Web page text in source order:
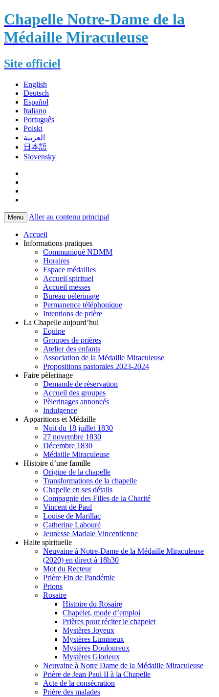
Chapelle Notre-Dame de la
Médaille Miraculeuse
Site officiel
English
Deutsch
Español
Italiano
Português
Polski
العربية
日本語
Slovensky
Menu Aller au contenu principal
Accueil
Informations pratiques
Communiqué NDMM
Horaires
Espace médailles
Accueil spirituel
Accueil messes
Bureau pèlerinage
Permanence téléphonique
Intentions de prière
La Chapelle aujourd’hui
Equipe
Groupes de prières
Atelier des enfants
Association de la Médaille Miraculeuse
Propositions pastorales 2023-2024
Faire pèlerinage
Demande de réservation
Accueil des groupes
Pèlerinages annoncés
Indulgence
Apparitions et Médaille
Nuit du 18 juillet 1830
27 novembre 1830
Décembre 1830
Médaille Miraculeuse
Histoire d’une famille
Origine de la chapelle
Transformations de la chapelle
Chapelle en ses détails
Compagnie des Filles de la Charité
Vincent de Paul
Louise de Marillac
Catherine Labouré
Jeunesse Mariale Vincentienne
Halte spirituelle
Neuvaine à Notre-Dame de la Médaille Miraculeuse
(2020) en direct à 18h30
Mot du Recteur
Prière Fin de Pandémie
Prions
Rosaire
Histoire du Rosaire
Chapelet, mode d’emploi
Prières pour réciter le chapelet
Mystères Joyeux
Mystères Lumineux
Mystères Douloureux
Mystères Glorieux
Neuvaine à Notre Dame de la Médaille Miraculeuse
Prière de Jean Paul II à la Chapelle
Acte de la consécration
Prière des malades